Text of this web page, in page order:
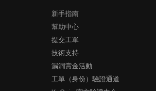
新手指南
幫助中心
提交工單
技術支持
漏洞賞金活動
工單（身份）驗證通道